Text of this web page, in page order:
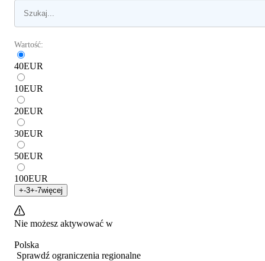
Wartość:
40EUR
10EUR
20EUR
30EUR
50EUR
100EUR
+-3+-7więcej
Nie możesz aktywować w
Polska
Sprawdź ograniczenia regionalne